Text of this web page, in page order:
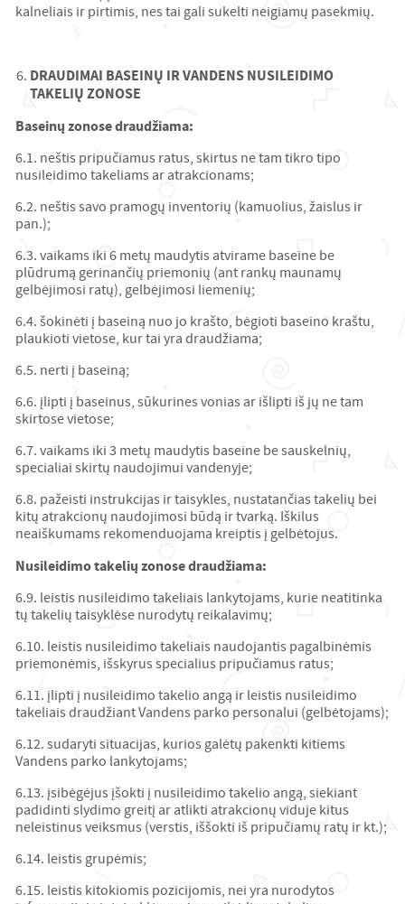
kalneliais ir pirtimis, nes tai gali sukelti neigiamų pasekmių.
DRAUDIMAI BASEINŲ IR VANDENS NUSILEIDIMO
TAKELIŲ ZONOSE
Baseinų zonose draudžiama:
6.1. neštis pripučiamus ratus, skirtus ne tam tikro tipo
nusileidimo takeliams ar atrakcionams;
6.2. neštis savo pramogų inventorių (kamuolius, žaislus ir
pan.);
6.3. vaikams iki 6 metų maudytis atvirame baseine be
plūdrumą gerinančių priemonių (ant rankų maunamų
gelbėjimosi ratų), gelbėjimosi liemenių;
6.4. šokinėti į baseiną nuo jo krašto, bėgioti baseino kraštu,
plaukioti vietose, kur tai yra draudžiama;
6.5. nerti į baseiną;
6.6. įlipti į baseinus, sūkurines vonias ar išlipti iš jų ne tam
skirtose vietose;
6.7. vaikams iki 3 metų maudytis baseine be sauskelnių,
specialiai skirtų naudojimui vandenyje;
6.8. pažeisti instrukcijas ir taisykles, nustatančias takelių bei
kitų atrakcionų naudojimosi būdą ir tvarką. Iškilus
neaiškumams rekomenduojama kreiptis į gelbėtojus.
Nusileidimo takelių zonose draudžiama:
6.9. leistis nusileidimo takeliais lankytojams, kurie neatitinka
tų takelių taisyklėse nurodytų reikalavimų;
6.10. leistis nusileidimo takeliais naudojantis pagalbinėmis
priemonėmis, išskyrus specialius pripučiamus ratus;
6.11. įlipti į nusileidimo takelio angą ir leistis nusileidimo
takeliais draudžiant Vandens parko personalui (gelbėtojams);
6.12. sudaryti situacijas, kurios galėtų pakenkti kitiems
Vandens parko lankytojams;
6.13. įsibėgėjus įšokti į nusileidimo takelio angą, siekiant
padidinti slydimo greitį ar atlikti atrakcionų viduje kitus
neleistinus veiksmus (verstis, iššokti iš pripučiamų ratų ir kt.);
6.14. leistis grupėmis;
6.15. leistis kitokiomis pozicijomis, nei yra nurodytos